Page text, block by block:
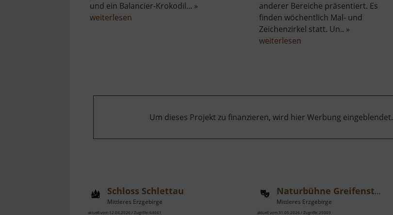
und ein Balancier-Krokodil... »
weiterlesen
anderer Bereiche präsentiert. Es
finden wöchentlich Mal- und
Zeichenzirkel statt. Un.. »
weiterlesen
Um dieses Projekt zu finanzieren, wird hier Werbung eingeblendet.
Schloss Schlettau
Mittleres Erzgebirge
aktuell vom 12.04.2026 / Zugriffe: 64661
Naturbühne Greifensteine
Mittleres Erzgebirge
aktuell vom 31.05.2026 / Zugriffe: 25009